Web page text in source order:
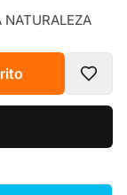
NATURALEZA